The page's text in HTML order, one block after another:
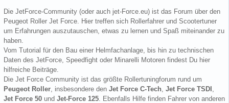
Die JetForce-Community (oder auch jet-Force.eu) ist das Forum über den
Peugeot Roller Jet Force. Hier treffen sich Rollerfahrer und Scootertuner
um Erfahrungen auszutauschen, etwas zu lernen und Spaß miteinander zu
haben.
Vom Tutorial für den Bau einer Helmfachanlage, bis hin zu technischen
Daten des JetForce, Speedfight oder Minarelli Motoren findest Du hier
hilfreiche Beiträge.
Die Jet Force Community ist das größte Rollertuningforum rund um
Peugeot Roller, insbesondere den Jet Force C-Tech, Jet Force TSDI ,
Jet Force 50 und Jet-Force 125. Ebenfalls Hilfe finden Fahrer von anderen